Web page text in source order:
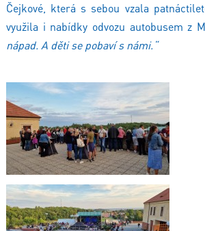
Čejkové, která s sebou vzala
využila i nabídky odvozu autobusem z
nápad. A děti se pobaví s námi.“